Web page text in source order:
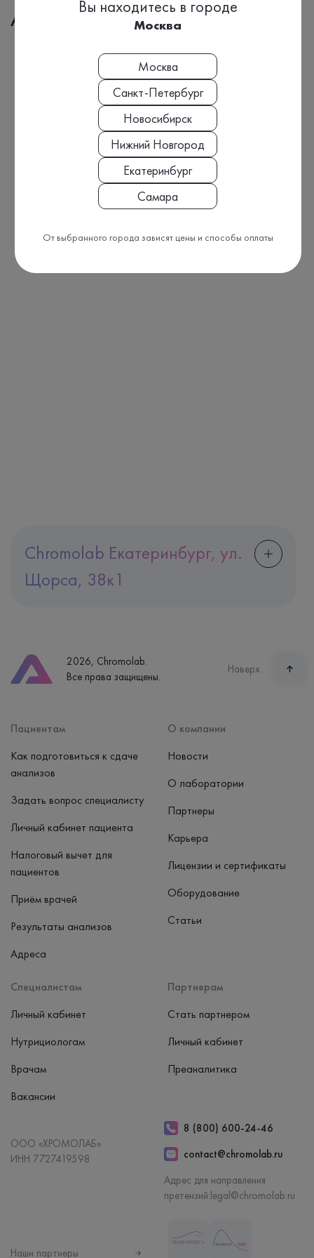
Chromolab Екатеринбург, ул.
Щорса, 38к1
Часы работы
пн-вс: 7:30-15:00
Адреса медицинских офисов
Вы находитесь в городе
Москва
Москва
Санкт-Петербург
Новосибирск
Нижний Новгород
Екатеринбург
Самара
От выбранного города зависят цены и способы оплаты
2026, Chromolab.
Все права защищены.
Наверх
Пациентам
Как подготовиться к сдаче
анализов
Задать вопрос специалисту
Личный кабинет пациента
Налоговый вычет для
пациентов
Приём врачей
Результаты анализов
Адреса
Специалистам
Личный кабинет
Нутрициологам
Врачам
Вакансии
Партнерам
Стать партнером
Личный кабинет
Преаналитика
О компании
Новости
О лаборатории
Партнеры
Карьера
Лицензии и сертификаты
Оборудование
Статьи
ООО «ХРОМОЛАБ»
ИНН 7727419598
8 (800) 600-24-46
contact@chromolab.ru
Адрес для направления
претензий:legal@chromolab.ru
Наши партнеры